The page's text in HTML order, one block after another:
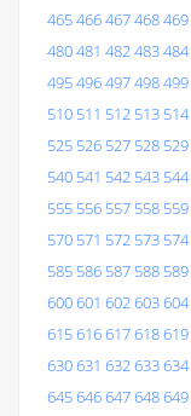
465466467468469
480481 482483484
495496497498499
510 511 512 513 514
525 526 527 528 529
540 541 542 543 544
555 556 557 558 559
570 571 572 573 574
585 586 587 588 589
600601 602603604
615616617618619
630631 632633634
645646647648649